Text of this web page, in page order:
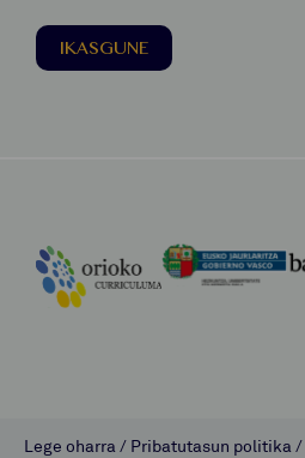
IKASGUNE
Lege oharra/ Pribatutasun politika/